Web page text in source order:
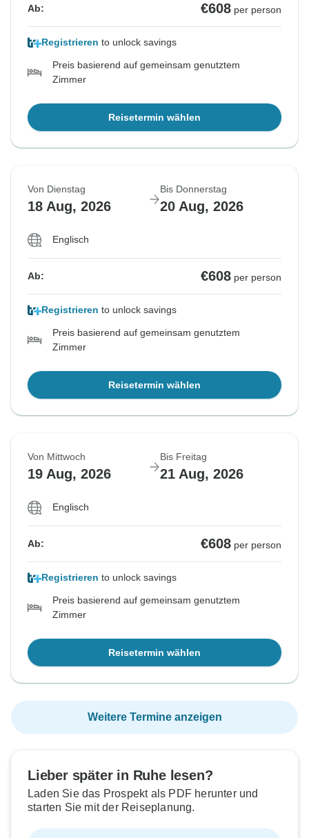
Ab: €608 per person
Registrieren to unlock savings
Preis basierend auf gemeinsam genutztem
Zimmer
Reisetermin wählen
Von Dienstag
18 Aug, 2026
Bis Donnerstag
20 Aug, 2026
Englisch
Ab: €608 per person
Registrieren to unlock savings
Preis basierend auf gemeinsam genutztem
Zimmer
Reisetermin wählen
Von Mittwoch
19 Aug, 2026
Bis Freitag
21 Aug, 2026
Englisch
Ab: €608 per person
Registrieren to unlock savings
Preis basierend auf gemeinsam genutztem
Zimmer
Reisetermin wählen
Weitere Termine anzeigen
Lieber später in Ruhe lesen?
Laden Sie das Prospekt als PDF herunter und
starten Sie mit der Reiseplanung.